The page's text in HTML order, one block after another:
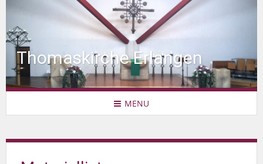
Thomaskirche Erlangen
MENU